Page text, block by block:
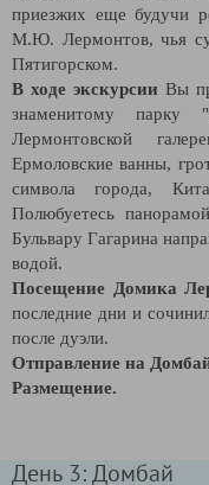
приезжих еще будучи
М.Ю. Лермонтов, чья
Пятигорском.
В ходе экскурсии Вы
знаменитому парку
Лермонтовской
Ермоловские ванны,
символа города,
Полюбуетесь
Бульвару Гагарина
водой.
Посещение Домика
последние дни и
после дуэли.
Отправление на
Размещение.
День 3: Домбай